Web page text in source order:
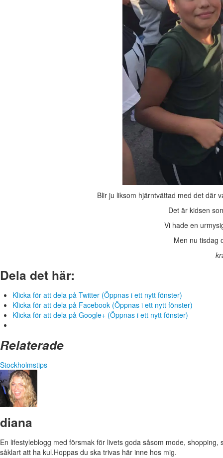
Blir ju liksom hjärntvättad med det där
Det är kidsen
Vi hade en
Men nu tisdag
Dela det här:
Klicka för att dela på Twitter (Öppnas i ett nytt fönster)
Klicka för att dela på Facebook (Öppnas i ett nytt fönster)
Klicka för att dela på Google+ (Öppnas i ett nytt fönster)
Relaterade
Stockholmstips
diana
En lifestyleblogg med försmak för livets goda såsom mode,
såklart att ha kul.Hoppas du ska trivas här inne hos mig.